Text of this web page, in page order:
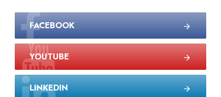
FACEBOOK
YOUTUBE
LINKEDIN